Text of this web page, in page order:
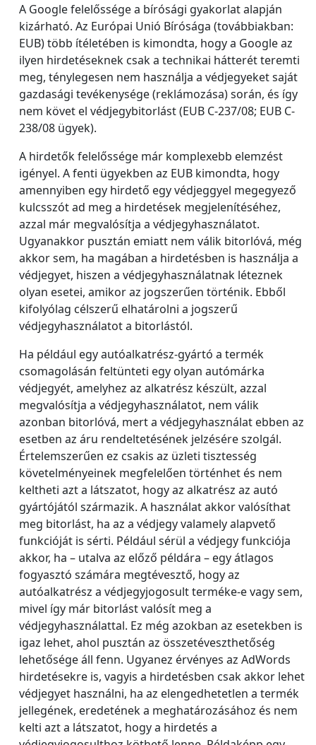
A Google felelőssége a bírósági gyakorlat alapján
kizárható. Az Európai Unió Bírósága (továbbiakban:
EUB) több ítéletében is kimondta, hogy a Google az
ilyen hirdetéseknek csak a technikai hátterét teremti
meg, ténylegesen nem használja a védjegyeket saját
gazdasági tevékenysége (reklámozása) során, és így
nem követ el védjegybitorlást (EUB C-237/08; EUB C-
238/08 ügyek).
A hirdetők felelőssége már komplexebb elemzést
igényel. A fenti ügyekben az EUB kimondta, hogy
amennyiben egy hirdető egy védjeggyel megegyező
kulcsszót ad meg a hirdetések megjelenítéséhez,
azzal már megvalósítja a védjegyhasználatot.
Ugyanakkor pusztán emiatt nem válik bitorlóvá, még
akkor sem, ha magában a hirdetésben is használja a
védjegyet, hiszen a védjegyhasználatnak léteznek
olyan esetei, amikor az jogszerűen történik. Ebből
kifolyólag célszerű elhatárolni a jogszerű
védjegyhasználatot a bitorlástól.
Ha például egy autóalkatrész-gyártó a termék
csomagolásán feltünteti egy olyan autómárka
védjegyét, amelyhez az alkatrész készült, azzal
megvalósítja a védjegyhasználatot, nem válik
azonban bitorlóvá, mert a védjegyhasználat ebben az
esetben az áru rendeltetésének jelzésére szolgál.
Értelemszerűen ez csakis az üzleti tisztesség
követelményeinek megfelelően történhet és nem
keltheti azt a látszatot, hogy az alkatrész az autó
gyártójától származik. A használat akkor valósíthat
meg bitorlást, ha az a védjegy valamely alapvető
funkcióját is sérti. Például sérül a védjegy funkciója
akkor, ha – utalva az előző példára – egy átlagos
fogyasztó számára megtévesztő, hogy az
autóalkatrész a védjegyjogosult terméke-e vagy sem,
mivel így már bitorlást valósít meg a
védjegyhasználattal. Ez még azokban az esetekben is
igaz lehet, ahol pusztán az összetéveszthetőség
lehetősége áll fenn. Ugyanez érvényes az AdWords
hirdetésekre is, vagyis a hirdetésben csak akkor lehet
védjegyet használni, ha az elengedhetetlen a termék
jellegének, eredetének a meghatározásához és nem
kelti azt a látszatot, hogy a hirdetés a